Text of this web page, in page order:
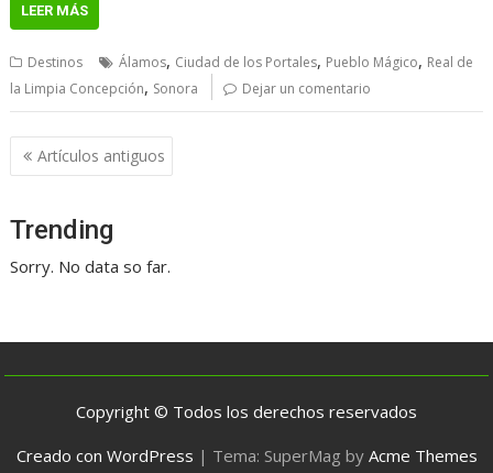
LEER MÁS
Destinos Álamos, Ciudad de los Portales, Pueblo Mágico, Real de
la Limpia Concepción, Sonora Dejar un comentario
Navegación
de
Artículos antiguos
Trending
Sorry. No data so far.
Copyright © Todos los derechos reservados
Creado con WordPress | Tema: SuperMag by Acme Themes